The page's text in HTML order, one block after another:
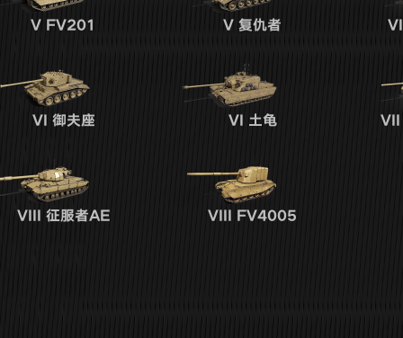
V FV201 V 复仇者 VI
VI 御夫座 VI 土龟 VII
VIII 征服者AE VIII FV4005